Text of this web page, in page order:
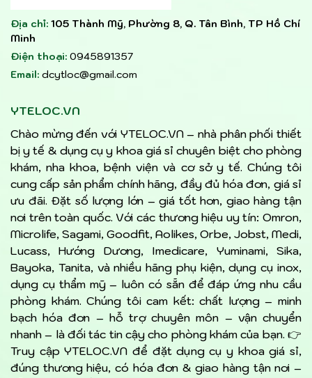
Địa chỉ: 105 Thành Mỹ, Phường 8, Q. Tân Bình, TP Hồ Chí
Minh
Điện thoại: 0945891357
Email: dcytloc@gmail.com
YTELOC.VN
Chào mừng đến với YTELOC.VN – nhà phân phối thiết
bị y tế & dụng cụ y khoa giá sỉ chuyên biệt cho phòng
khám, nha khoa, bệnh viện và cơ sở y tế. Chúng tôi
cung cấp sản phẩm chính hãng, đầy đủ hóa đơn, giá sỉ
ưu đãi. Đặt số lượng lớn – giá tốt hơn, giao hàng tận
nơi trên toàn quốc. Với các thương hiệu uy tín: Omron,
Microlife, Sagami, Goodfit, Aolikes, Orbe, Jobst, Medi,
Lucass, Hướng Dương, Imedicare, Yuminami, Sika,
Bayoka, Tanita, và nhiều hãng phụ kiện, dụng cụ inox,
dụng cụ thẩm mỹ – luôn có sẵn để đáp ứng nhu cầu
phòng khám. Chúng tôi cam kết: chất lượng – minh
bạch hóa đơn – hỗ trợ chuyên môn – vận chuyển
nhanh – là đối tác tin cậy cho phòng khám của bạn. 👉
Truy cập YTELOC.VN để đặt dụng cụ y khoa giá sỉ,
đúng thương hiệu, có hóa đơn & giao hàng tận nơi –